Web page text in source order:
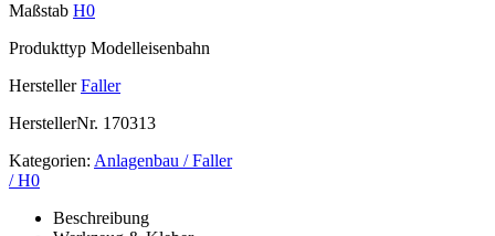
Maßstab H0
Produkttyp Modelleisenbahn
Hersteller Faller
HerstellerNr. 170313
Kategorien: Anlagenbau / Faller
/ H0
Beschreibung